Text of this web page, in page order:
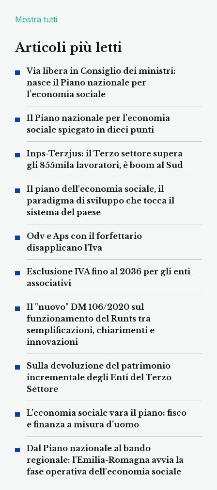
Mostra tutti
Articoli più letti
Via libera in Consiglio dei ministri:
nasce il Piano nazionale per
l’economia sociale
Il Piano nazionale per l’economia
sociale spiegato in dieci punti
Inps-Terzjus: il Terzo settore supera
gli 855mila lavoratori, è boom al Sud
Il piano dell'economia sociale, il
paradigma di sviluppo che tocca il
sistema del paese
Odv e Aps con il forfettario
disapplicano l’Iva
Esclusione IVA fino al 2036 per gli enti
associativi
Il "nuovo" DM 106/2020 sul
funzionamento del Runts tra
semplificazioni, chiarimenti e
innovazioni
Sulla devoluzione del patrimonio
incrementale degli Enti del Terzo
Settore
L’economia sociale vara il piano: fisco
e finanza a misura d’uomo
Dal Piano nazionale al bando
regionale: l'Emilia-Romagna avvia la
fase operativa dell'economia sociale